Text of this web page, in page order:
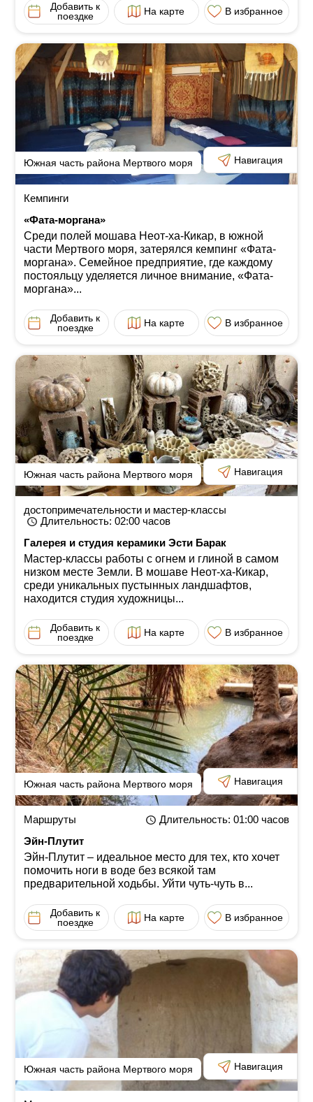
Добавить к
поездке
На карте В избранное
Южная часть района Мертвого моря Навигация
Кемпинги
«Фата-моргана»
Среди полей мошава Неот-ха-Кикар, в южной
части Мертвого моря, затерялся кемпинг «Фата-
моргана». Семейное предприятие, где каждому
постояльцу уделяется личное внимание, «Фата-
моргана»...
Добавить к
поездке
На карте В избранное
Южная часть района Мертвого моря Навигация
достопримечательности и мастер-классы
Длительность: 02:00часов
Галерея и студия керамики Эсти Барак
Мастер-классы работы с огнем и глиной в самом
низком месте Земли. В мошаве Неот-ха-Кикар,
среди уникальных пустынных ландшафтов,
находится студия художницы...
Добавить к
поездке
На карте В избранное
Южная часть района Мертвого моря Навигация
Маршруты Длительность: 01:00 часов
Эйн-Плутит
Эйн-Плутит ‒ идеальное место для тех, кто хочет
помочить ноги в воде без всякой там
предварительной ходьбы. Уйти чуть-чуть в...
Добавить к
поездке
На карте В избранное
Южная часть района Мертвого моря Навигация